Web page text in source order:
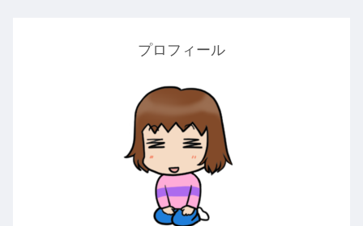
プロフィール